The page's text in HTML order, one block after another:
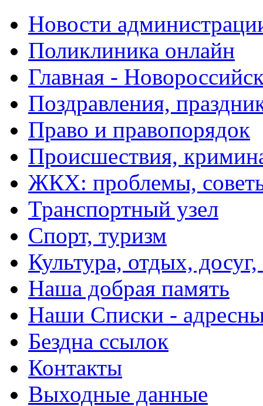
Новости
Поликлиника онлайн
Главная -
Поздравления,
Право и правопорядок
Происшествия,
ЖКХ: проблемы,
Транспортный узел
Спорт, туризм
Культура, отдых,
Наша добрая память
Наши Списки -
Бездна ссылок
Контакты
Выходные данные